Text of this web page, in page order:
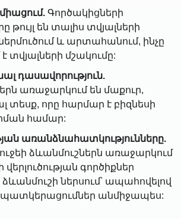
Գործակիցների
թույլ են տալիս տվյալների
և արտահանում, ինչը
տվյալների մշակումը:
դասավորություն.
առաջարկում են մաքուր,
տեսք, որը հարմար է բիզնեսի
համար:
առանձնահատկությունները.
ձևանմուշներն առաջարկում
վերլուծության գործիքներ
ներսում՝ ապահովելով
անմիջապես: